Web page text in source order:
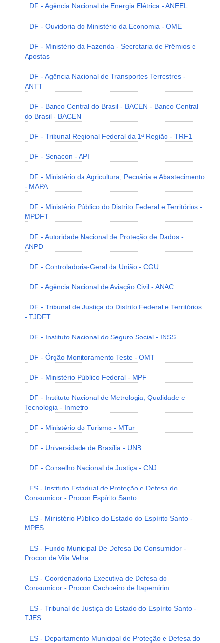
DF - Agência Nacional de Energia Elétrica - ANEEL
DF - Ouvidoria do Ministério da Economia - OME
DF - Ministério da Fazenda - Secretaria de Prêmios e
Apostas
DF - Agência Nacional de Transportes Terrestres -
ANTT
DF - Banco Central do Brasil - BACEN - Banco Central
do Brasil - BACEN
DF - Tribunal Regional Federal da 1ª Região - TRF1
DF - Senacon - API
DF - Ministério da Agricultura, Pecuária e Abastecimento
- MAPA
DF - Ministério Público do Distrito Federal e Territórios -
MPDFT
DF - Autoridade Nacional de Proteção de Dados -
ANPD
DF - Controladoria-Geral da União - CGU
DF - Agência Nacional de Aviação Civil - ANAC
DF - Tribunal de Justiça do Distrito Federal e Territórios
- TJDFT
DF - Instituto Nacional do Seguro Social - INSS
DF - Órgão Monitoramento Teste - OMT
DF - Ministério Público Federal - MPF
DF - Instituto Nacional de Metrologia, Qualidade e
Tecnologia - Inmetro
DF - Ministério do Turismo - MTur
DF - Universidade de Brasília - UNB
DF - Conselho Nacional de Justiça - CNJ
ES - Instituto Estadual de Proteção e Defesa do
Consumidor - Procon Espírito Santo
ES - Ministério Público do Estado do Espírito Santo -
MPES
ES - Fundo Municipal De Defesa Do Consumidor -
Procon de Vila Velha
ES - Coordenadoria Executiva de Defesa do
Consumidor - Procon Cachoeiro de Itapemirim
ES - Tribunal de Justiça do Estado do Espírito Santo -
TJES
ES - Departamento Municipal de Proteção e Defesa do